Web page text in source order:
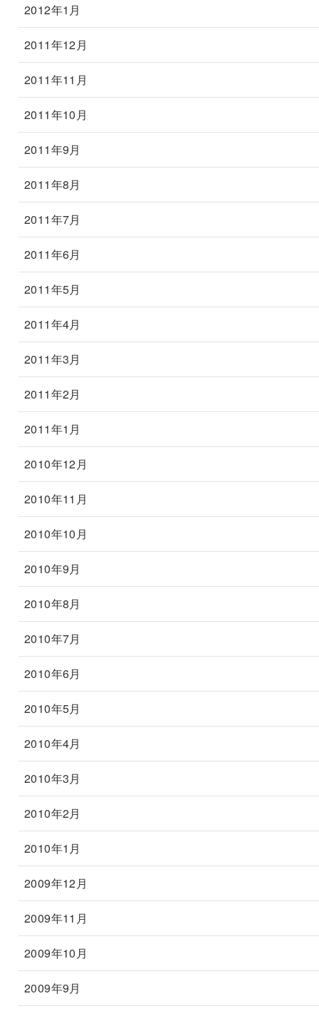
2012年1月
2011年12月
2011年11月
2011年10月
2011年9月
2011年8月
2011年7月
2011年6月
2011年5月
2011年4月
2011年3月
2011年2月
2011年1月
2010年12月
2010年11月
2010年10月
2010年9月
2010年8月
2010年7月
2010年6月
2010年5月
2010年4月
2010年3月
2010年2月
2010年1月
2009年12月
2009年11月
2009年10月
2009年9月